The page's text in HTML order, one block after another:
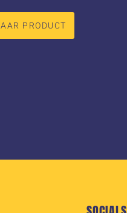
PRODUCT